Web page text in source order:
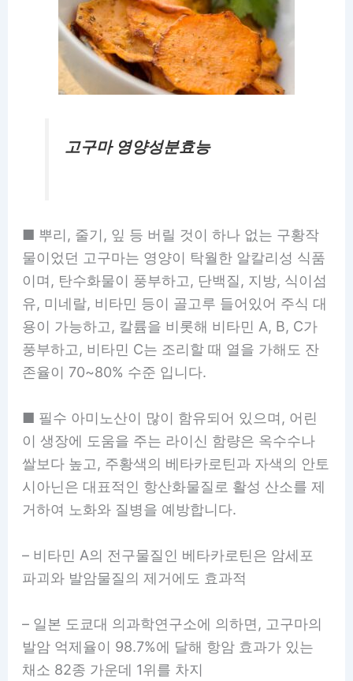
고구마 영양성분효능
■ 뿌리, 줄기, 잎 등 버릴 것이 하나 없는 구황작
물이었던 고구마는 영양이 탁월한 알칼리성 식품
이며, 탄수화물이 풍부하고, 단백질, 지방, 식이섬
유, 미네랄, 비타민 등이 골고루 들어있어 주식 대
용이 가능하고, 칼륨을 비롯해 비타민 A, B, C가
풍부하고, 비타민 C는 조리할 때 열을 가해도 잔
존율이 70~80% 수준 입니다.
■ 필수 아미노산이 많이 함유되어 있으며, 어린
이 생장에 도움을 주는 라이신 함량은 옥수수나
쌀보다 높고, 주황색의 베타카로틴과 자색의 안토
시아닌은 대표적인 항산화물질로 활성 산소를 제
거하여 노화와 질병을 예방합니다.
– 비타민 A의 전구물질인 베타카로틴은 암세포
파괴와 발암물질의 제거에도 효과적
– 일본 도쿄대 의과학연구소에 의하면, 고구마의
발암 억제율이 98.7%에 달해 항암 효과가 있는
채소 82종 가운데 1위를 차지